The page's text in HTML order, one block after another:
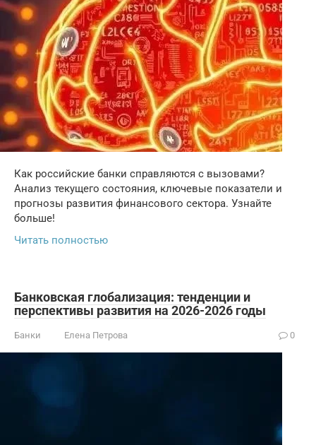
Как российские банки справляются с вызовами?
Анализ текущего состояния, ключевые показатели и
прогнозы развития финансового сектора. Узнайте
больше!
Читать полностью
Банковская глобализация: тенденции и
перспективы развития на 2026-2026 годы
Банки Елена Петрова 0